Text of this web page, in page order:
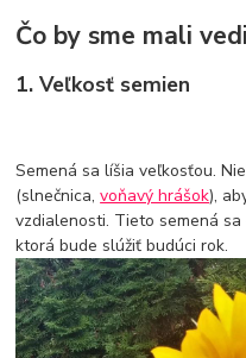
Čo by sme mali
1. Veľkosť semien
Semená sa líšia veľkosťou.
(slnečnica,voňavý hrášok),
vzdialenosti. Tieto semená
ktorá bude slúžiť budúci rok.